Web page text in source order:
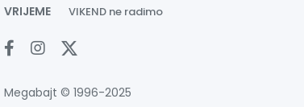
VRIJEME VIKEND ne radimo
Megabajt © 1996-2025